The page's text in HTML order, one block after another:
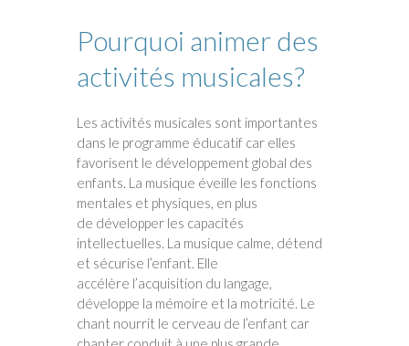
Pourquoi animer des
activités musicales?
Les activités musicales sont importantes
dans le programme éducatif car elles
favorisent le développement global des
enfants. La musique éveille les fonctions
mentales et physiques, en plus
de développer les capacités
intellectuelles. La musique calme, détend
et sécurise l’enfant. Elle
accélère l’acquisition du langage,
développe la mémoire et la motricité. Le
chant nourrit le cerveau de l’enfant car